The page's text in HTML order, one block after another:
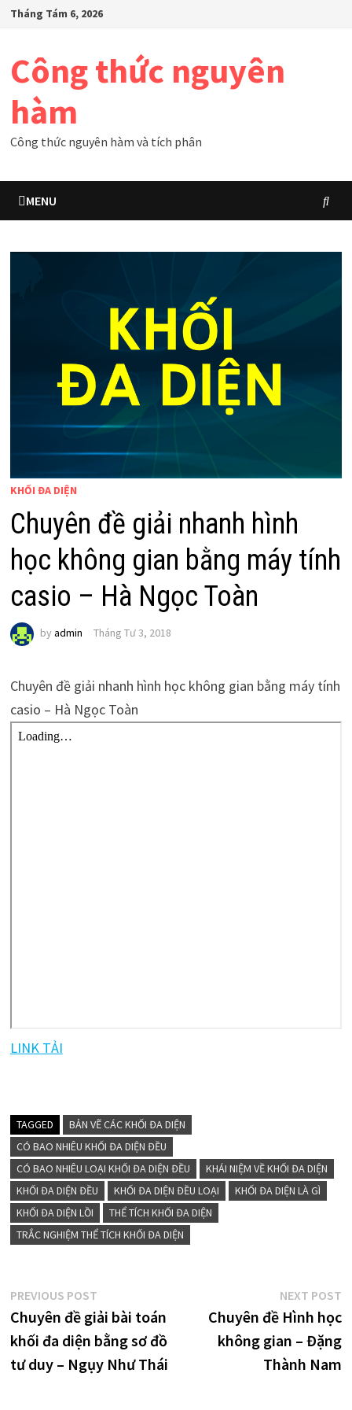
SkipTháng Tám 6, 2026
Công thức nguyên
hàm
Công thức nguyên hàm và tích phân
MENU
KHỐI ĐA DIỆN
Chuyên đề giải nhanh hình
học không gian bằng máy tính
casio – Hà Ngọc Toàn
by admin Tháng Tư 3, 2018
Chuyên đề giải nhanh hình học không gian bằng máy tính
casio – Hà Ngọc Toàn
LINK TẢI
TAGGED
BẢN VẼ CÁC KHỐI ĐA DIỆN
CÓ BAO NHIÊU KHỐI ĐA DIỆN ĐỀU
CÓ BAO NHIÊU LOẠI KHỐI ĐA DIỆN ĐỀU
KHÁI NIỆM VỀ KHỐI ĐA DIỆN
KHỐI ĐA DIỆN ĐỀU
KHỐI ĐA DIỆN ĐỀU LOẠI
KHỐI ĐA DIỆN LÀ GÌ
KHỐI ĐA DIỆN LỒI
THỂ TÍCH KHỐI ĐA DIỆN
TRẮC NGHIỆM THỂ TÍCH KHỐI ĐA DIỆN
Điều
hướng
bài
PREVIOUS POSTPrevious
post:
Chuyên đề giải bài toán
khối đa diện bằng sơ đồ
tư duy – Ngụy Như Thái
NEXT POST
Chuyên đề Hình học
không gian – Đặng
Thành Nam